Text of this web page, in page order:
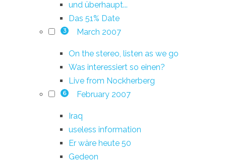
und überhaupt...
Das 51% Date
3 March 2007
On the stereo, listen as we go
Was interessiert so einen?
Live from Nockherberg
6 February 2007
Iraq
useless information
Er wäre heute 50
Gedeon